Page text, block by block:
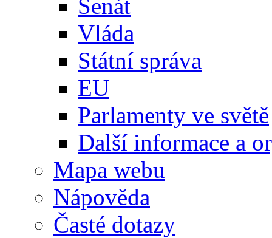
Senát
Vláda
Státní správa
EU
Parlamenty ve světě
Další informace a
Mapa webu
Nápověda
Časté dotazy